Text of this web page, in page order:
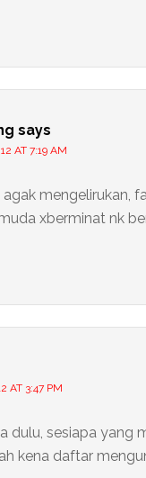
says
AT 7:19 AM
mengelirukan,
xberminat nk
AT 3:47 PM
dulu, sesiapa yang
kena daftar